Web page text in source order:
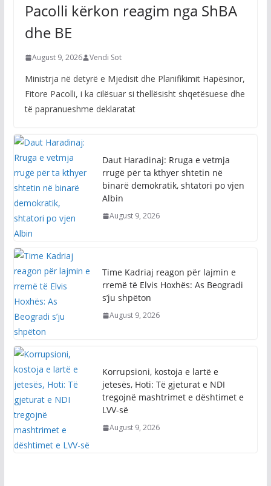
Pacolli kërkon reagim nga ShBA
dhe BE
August 9, 2026 Vendi Sot
Ministrja në detyrë e Mjedisit dhe Planifikimit Hapësinor,
Fitore Pacolli, i ka cilësuar si thellësisht shqetësuese dhe
të papranueshme deklaratat
Daut Haradinaj: Rruga e vetmja
rrugë për ta kthyer shtetin në
binarë demokratik, shtatori po vjen
Albin
August 9, 2026
Time Kadriaj reagon për lajmin e
rremë të Elvis Hoxhës: As Beogradi
s’ju shpëton
August 9, 2026
Korrupsioni, kostoja e lartë e
jetesës, Hoti: Të gjeturat e NDI
tregojnë mashtrimet e dështimet e
LVV-së
August 9, 2026